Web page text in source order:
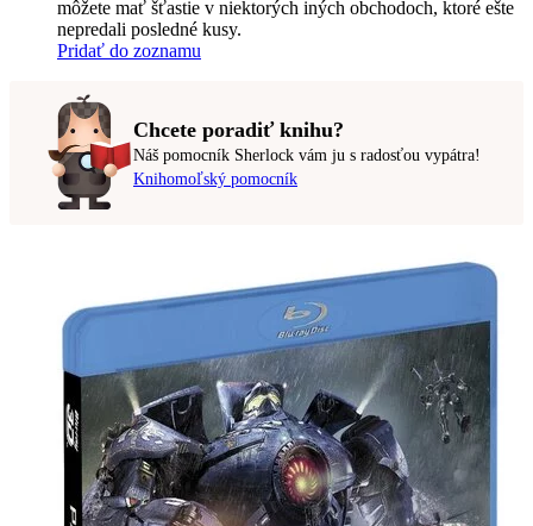
môžete mať šťastie v niektorých iných obchodoch, ktoré ešte
nepredali posledné kusy.
Pridať do zoznamu
Chcete poradiť knihu?
Náš pomocník Sherlock vám ju s radosťou vypátra!
Knihomoľský pomocník